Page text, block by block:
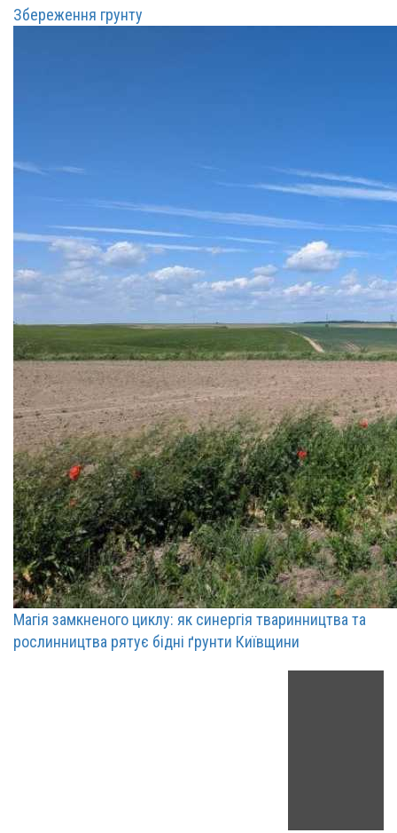
Збереження грунту
Магія замкненого циклу: як синергія тваринництва та
рослинництва рятує бідні ґрунти Київщини